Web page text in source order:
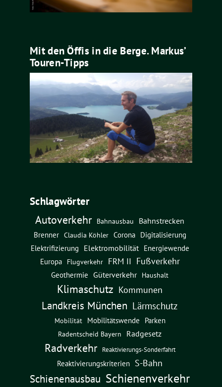
Mit den Öffis in die Berge. Markus’
Touren-Tipps
Schlagwörter
Autoverkehr Bahnausbau
Bahnstrecken
Brenner Claudia Köhler Corona
Digitalisierung
Elektrifizierung
Elektromobilität Energiewende
Europa Flugverkehr FRM II Fußverkehr
Geothermie Güterverkehr Haushalt
Klimaschutz Kommunen
Landkreis München Lärmschutz
Mobilität Mobilitätswende Parken
Radentscheid Bayern Radgesetz
Radverkehr Reaktivierungs-Sonderfahrt
Reaktivierungskriterien S-Bahn
Schienenausbau Schienenverkehr